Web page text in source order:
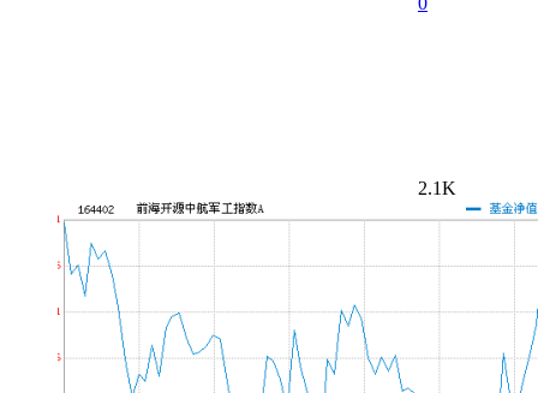
2.1K